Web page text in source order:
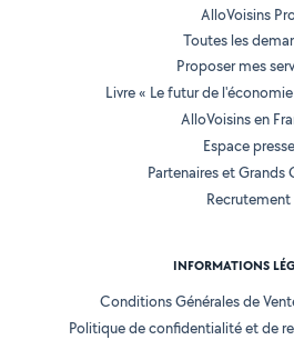
AlloVoisins
Toutes les
Proposer mes
Livre « Le futur de
AlloVoisins en
Espace presse
Partenaires et Grands
Recrutement
INFORMATIONS
Conditions Générales de
Politique de confidentialité et de